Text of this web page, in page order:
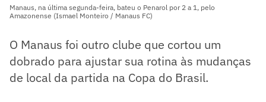
Manaus, na última segunda-feira, bateu o Penarol por 2 a 1, pelo
Amazonense (Ismael Monteiro / Manaus FC)
O Manaus foi outro clube que cortou um
dobrado para ajustar sua rotina às mudanças
de local da partida na Copa do Brasil.